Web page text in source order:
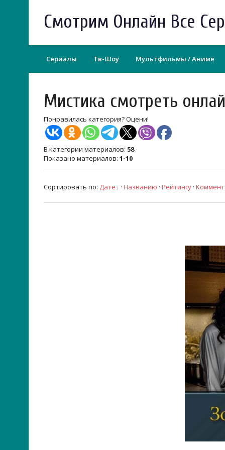
Смотрим Онлайн Все
Сериалы Тв-Шоу Мультфильмы / Аниме
Мистика смотреть
Понравилась категория? Оцени!
В категории материалов: 58
Показано материалов: 1-10
Сортировать по: Дате · Названию · Рейтингу ·